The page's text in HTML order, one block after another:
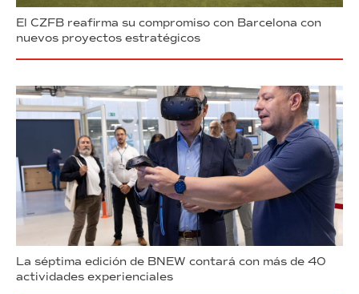
El CZFB reafirma su compromiso con Barcelona con
nuevos proyectos estratégicos
La séptima edición de BNEW contará con más de 40
actividades experienciales